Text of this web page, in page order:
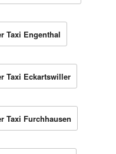
Taxi Engenthal
Taxi Eckartswiller
Taxi Furchhausen